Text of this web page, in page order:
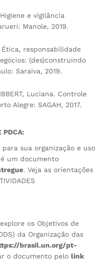
e vigilância
Manole, 2019.
Ética, responsabilidade
(des)construindo
Saraiva, 2019.
Luciana. Controle
Alegre: SAGAH, 2017.
PDCA:
sua organização e uso
é um documento
. Veja as orientações
os Objetivos de
da Organização das
brasil.un.org/pt-
o documento pelo link